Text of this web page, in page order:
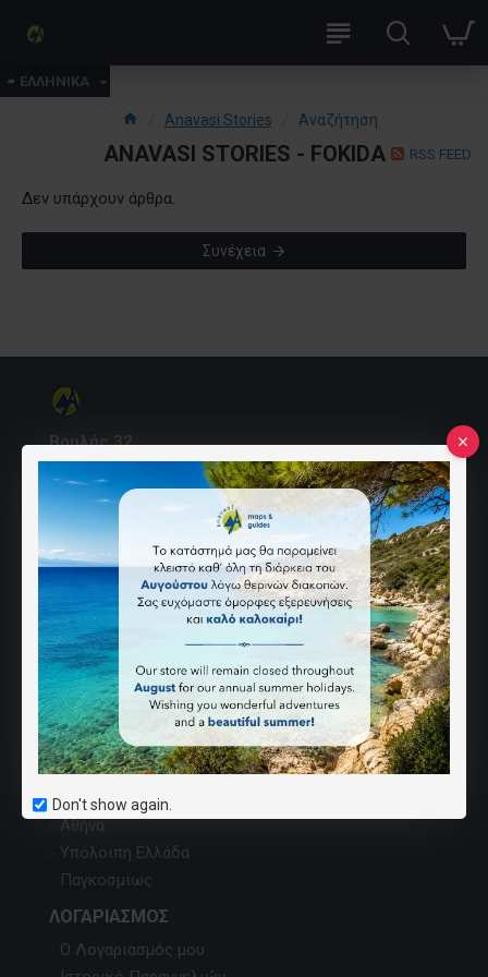
Don't show again.
ΕΛΛΗΝΙΚΑ
Anavasi Stories Αναζήτηση
ANAVASI STORIES - FOKIDA RSS FEED
Δεν υπάρχουν άρθρα.
Συνέχεια
Βουλής 32
10557 Αθήνα, Ελλάδα
ΑΝΆΒΑΣΗ
Ποιοι Είμαστε
Επικοινωνία
Χάρτης Ιστοσελίδας
Εντοπισμός χαρτών
Κατάλογος εκδόσεων
Όροι Αγορών
Καριέρα
Αθήνα
Υπόλοιπη Ελλάδα
Παγκοσμίως
ΛΟΓΑΡΙΑΣΜΌΣ
Ο Λογαριασμός μου